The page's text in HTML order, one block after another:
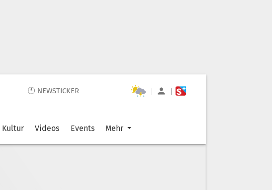
🕙 NEWSTICKER | |
Kultur Videos Events Mehr